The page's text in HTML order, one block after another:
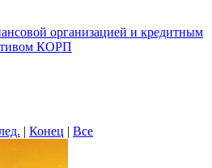
организацией и кредитным
КОРП
| Конец | Все